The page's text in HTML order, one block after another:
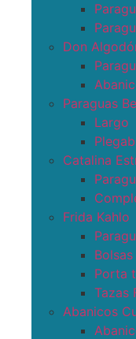
Don
Paraguas
Largo
Catalina
Frida Kahlo
Porta
Tazas
Abanicos